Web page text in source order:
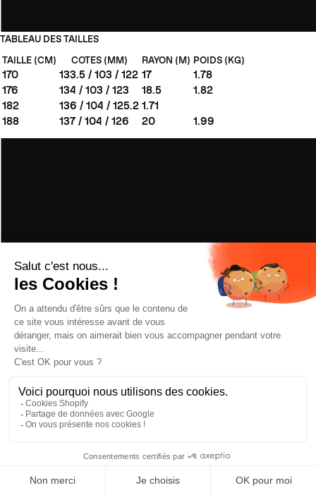
TABLEAU DES TAILLES
TAILLE (CM)
COTES (MM) RAYON (M) POIDS (KG)
170 133.5 / 103 / 122 17
1.78
176
134 / 103 / 123 18.5
1.82
182
136 / 104 / 125.2 1.71
188
137 / 104 / 126 20 1.99